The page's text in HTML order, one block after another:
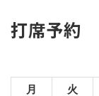
打席予約
月 火